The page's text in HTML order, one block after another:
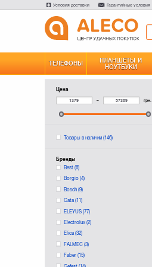
Условия доставки Гарантийные условия
ТЕЛЕФОНЫ
ПЛАНШЕТЫ И
НОУТБУКИ
Цена
– грн.
Товары в наличии(146)
Бренды
Best(6)
Borgio(4)
Bosch(9)
Cata(11)
ELEYUS(77)
Electrolux(2)
Elica(32)
FALMEC(3)
Faber(15)